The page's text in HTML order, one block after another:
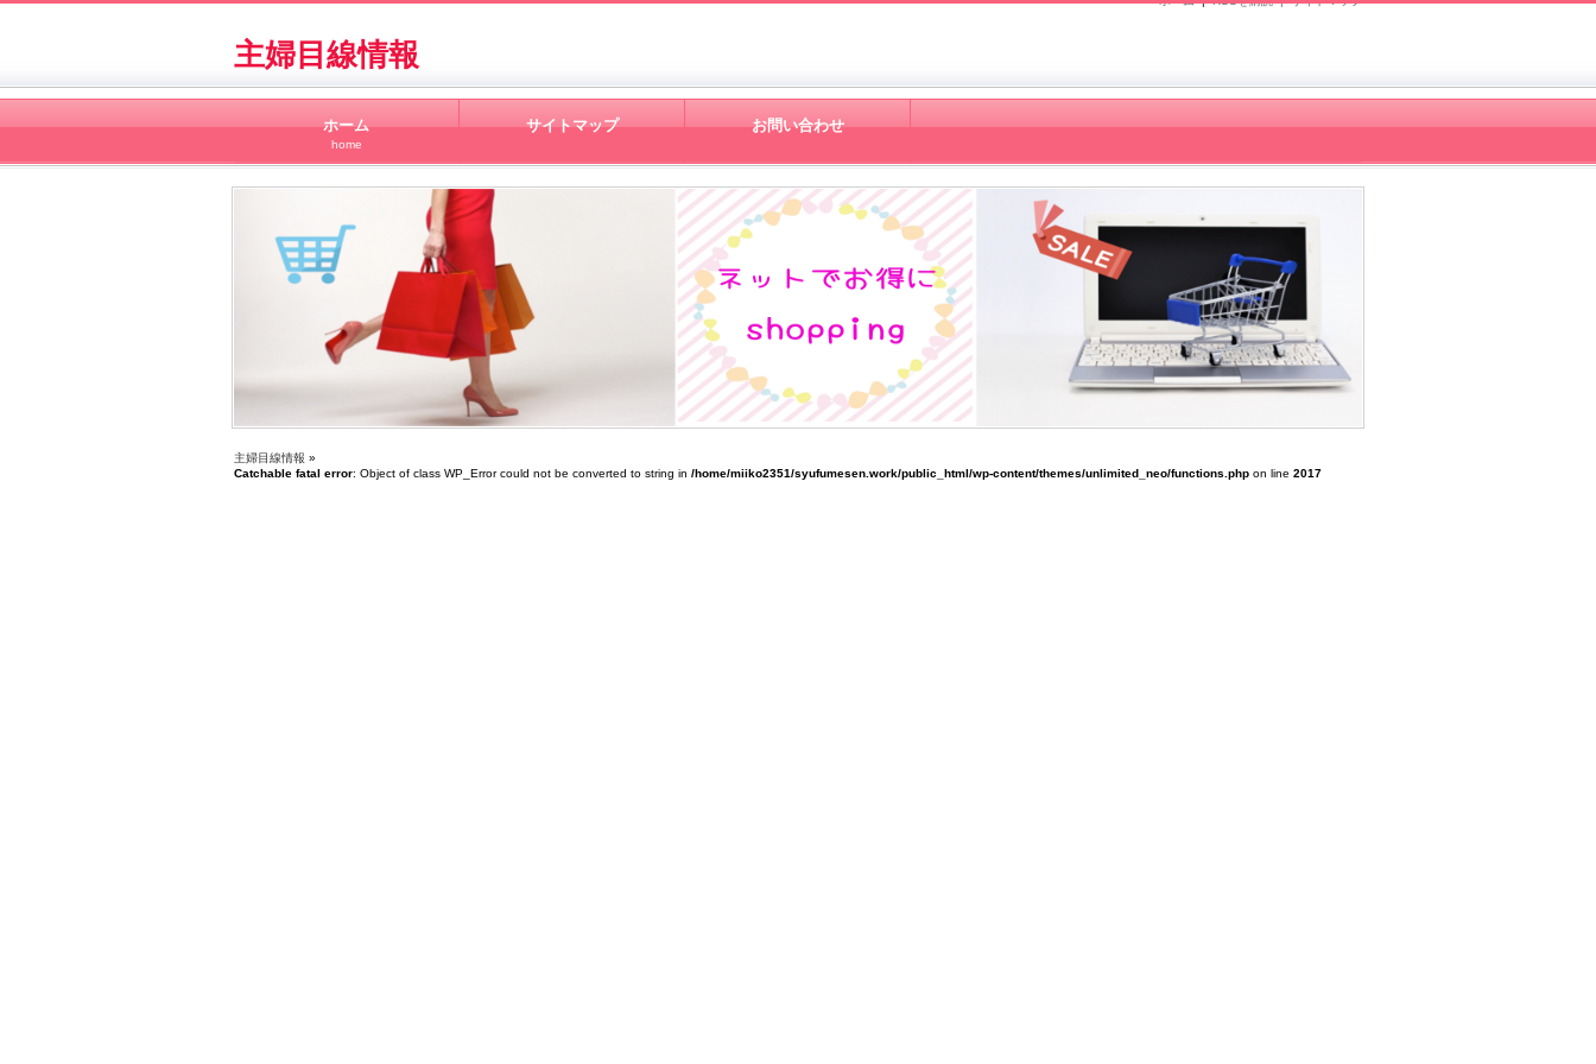
主婦目線情報
ホーム
home
サイトマップ お問い合わせ
主婦目線情報 »
Catchable fatal error: Object of class WP_Error could not be converted to string in /home/miiko2351/syufumesen.work/public_html/wp-content/themes/unlimited_neo/functions.php on line 2017